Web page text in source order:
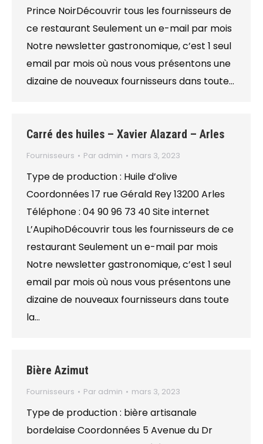
Prince NoirDécouvrir tous les fournisseurs de
ce restaurant Seulement un e-mail par mois
Notre newsletter gastronomique, c’est 1 seul
email par mois où nous vous présentons une
dizaine de nouveaux fournisseurs dans toute…
Carré des huiles – Xavier Alazard – Arles
Fournisseurs Par admin mars 3, 2023
Type de production : Huile d’olive
Coordonnées 17 rue Gérald Rey 13200 Arles
Téléphone : 04 90 96 73 40 Site internet
L’AupihoDécouvrir tous les fournisseurs de ce
restaurant Seulement un e-mail par mois
Notre newsletter gastronomique, c’est 1 seul
email par mois où nous vous présentons une
dizaine de nouveaux fournisseurs dans toute
la…
Bière Azimut
Fournisseurs Par admin mars 3, 2023
Type de production : bière artisanale
bordelaise Coordonnées 5 Avenue du Dr